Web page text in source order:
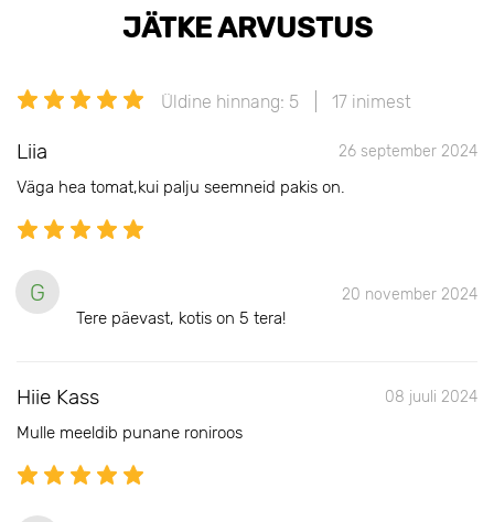
JÄTKE ARVUSTUS
Üldine hinnang: 5 17 inimest
Liia 26 september 2024
Väga hea tomat,kui palju seemneid pakis on.
G 20 november 2024
Tere päevast, kotis on 5 tera!
Hiie Kass 08 juuli 2024
Mulle meeldib punane roniroos